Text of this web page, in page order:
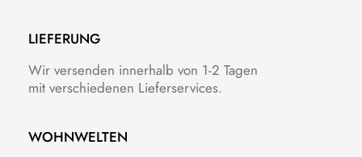
LIEFERUNG
Wir versenden innerhalb von 1-2 Tagen
mit verschiedenen Lieferservices.
WOHNWELTEN